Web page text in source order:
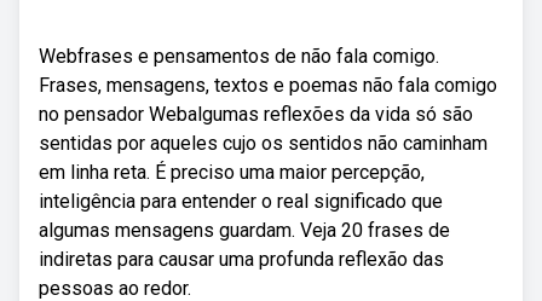
Webfrases e pensamentos de não fala comigo.
Frases, mensagens, textos e poemas não fala comigo
no pensador Webalgumas reflexões da vida só são
sentidas por aqueles cujo os sentidos não caminham
em linha reta. É preciso uma maior percepção,
inteligência para entender o real significado que
algumas mensagens guardam. Veja 20 frases de
indiretas para causar uma profunda reflexão das
pessoas ao redor.